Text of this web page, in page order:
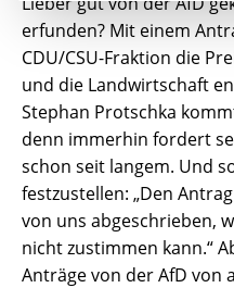
erfunden? Mit einem
CDU/CSU-Fraktion die
und die Landwirtschaft
Stephan Protschka
denn immerhin fordert
schon seit langem. Und
festzustellen: „Den
von uns abgeschrieben,
nicht zustimmen kann.“
Anträge von der AfD von